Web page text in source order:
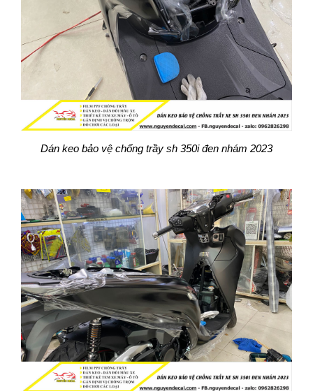
Dán keo bảo vệ chống trầy sh 350i đen nhám 2023